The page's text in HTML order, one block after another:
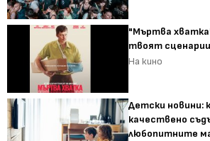
"Мъртва
твоят
На кино
Детски новини:
качествено
любопитните